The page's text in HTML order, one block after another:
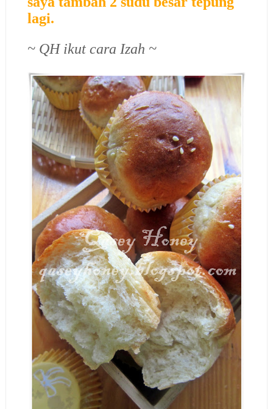
lagi.
~ QH ikut cara Izah ~